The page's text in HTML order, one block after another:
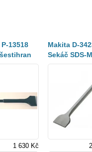
13518
115x400
1 630 Kč
Makita D-
Sekáč SDS-
široký 50 x